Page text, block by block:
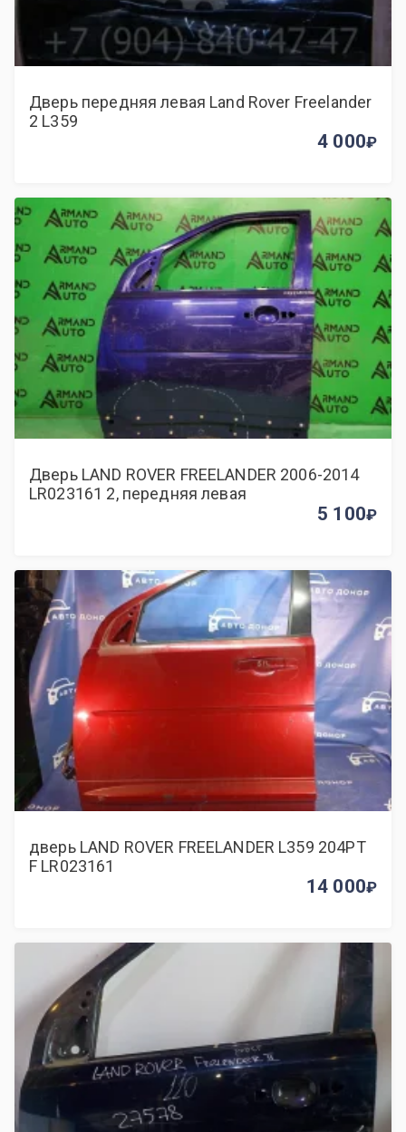
Дверь передняя левая Land Rover Freelander
2 L359
4 000
Дверь LAND ROVER FREELANDER 2006-2014
LR023161 2, передняя левая
5 100
дверь LAND ROVER FREELANDER L359 204PT
F LR023161
14 000